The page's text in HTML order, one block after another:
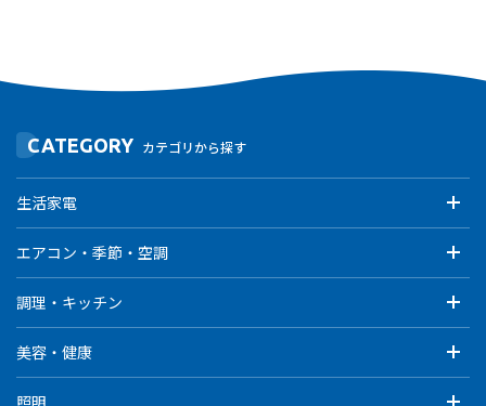
CATEGORY カテゴリから探す
生活家電
エアコン・季節・空調
調理・キッチン
美容・健康